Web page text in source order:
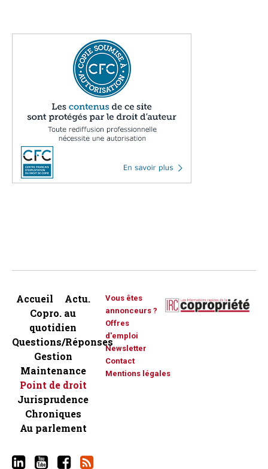
Accueil
Actu.
Copro. au
quotidien
Questions/Réponses
Gestion
Maintenance
Point de droit
Jurisprudence
Chroniques
Au parlement
Vous êtes
annonceurs ?
Offres
d'emploi
Newsletter
Contact
Mentions légales